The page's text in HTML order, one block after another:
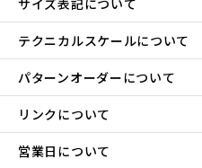
サイズ表記について
テクニカルスケールについて
パターンオーダーについて
リンクについて
営業日について